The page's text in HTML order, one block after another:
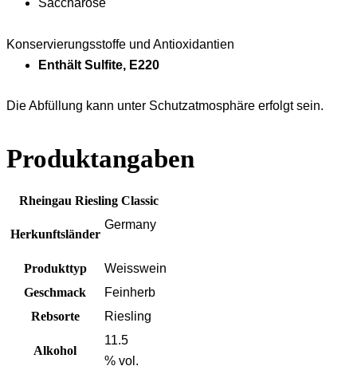
Saccharose
Konservierungsstoffe und Antioxidantien
Enthält Sulfite, E220
Die Abfüllung kann unter Schutzatmosphäre erfolgt sein.
Produktangaben
Rheingau Riesling Classic
Herkunftsländer
Germany
Produkttyp
Weisswein
Geschmack
Feinherb
Rebsorte
Riesling
Alkohol
11.5
% vol.